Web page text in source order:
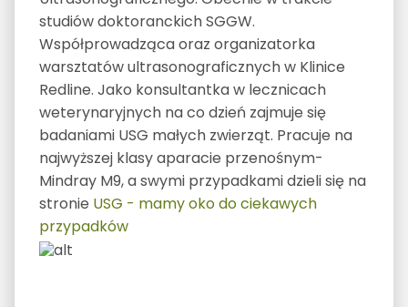
studiów doktoranckich SGGW.
Współprowadząca oraz organizatorka
warsztatów ultrasonograficznych w Klinice
Redline. Jako konsultantka w lecznicach
weterynaryjnych na co dzień zajmuje się
badaniami USG małych zwierząt. Pracuje na
najwyższej klasy aparacie przenośnym-
Mindray M9, a swymi przypadkami dzieli się na
stronie USG - mamy oko do ciekawych
przypadków